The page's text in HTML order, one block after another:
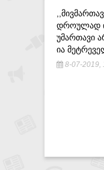
ᲓᲠᲝᲣᲚᲐᲓ
ᲣᲛᲐᲠᲗᲐᲕᲘ
ᲘᲐ
8-07-2019,